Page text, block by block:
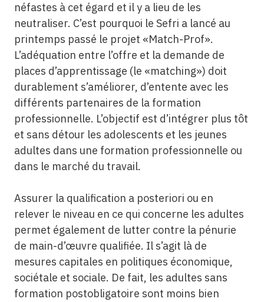
néfastes à cet égard et il y a lieu de les
neutraliser. C’est pourquoi le Sefri a lancé au
printemps passé le projet «Match-Prof».
L’adéquation entre l’offre et la demande de
places d’apprentissage (le «matching») doit
durablement s’améliorer, d’entente avec les
différents partenaires de la formation
professionnelle. L’objectif est d’intégrer plus tôt
et sans détour les adolescents et les jeunes
adultes dans une formation professionnelle ou
dans le marché du travail.
Assurer la qualification a posteriori ou en
relever le niveau en ce qui concerne les adultes
permet également de lutter contre la pénurie
de main-d’œuvre qualifiée. Il s’agit là de
mesures capitales en politiques économique,
sociétale et sociale. De fait, les adultes sans
formation postobligatoire sont moins bien